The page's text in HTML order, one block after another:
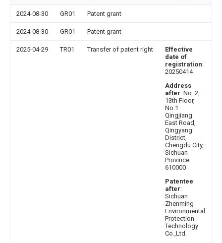
2024-08-30 GR01 Patent grant
2024-08-30 GR01 Patent grant
2025-04-29 TR01 Transfer of patent right
Effective
date of
registration:
20250414
Address
after: No. 2,
13th Floor,
No.1
Qingjiang
East Road,
Qingyang
District,
Chengdu City,
Sichuan
Province
610000
Patentee
after:
Sichuan
Zhenming
Environmental
Protection
Technology
Co.,Ltd.